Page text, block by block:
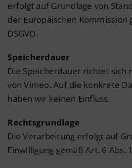
erfolgt auf Grundlage von
der Europäischen Kommission
DSGVO.
Speicherdauer
Die Speicherdauer richtet sich
von Vimeo. Auf die konkrete
haben wir keinen Einfluss.
Rechtsgrundlage
Die Verarbeitung erfolgt auf
Einwilligung gemäß Art. 6 Abs.